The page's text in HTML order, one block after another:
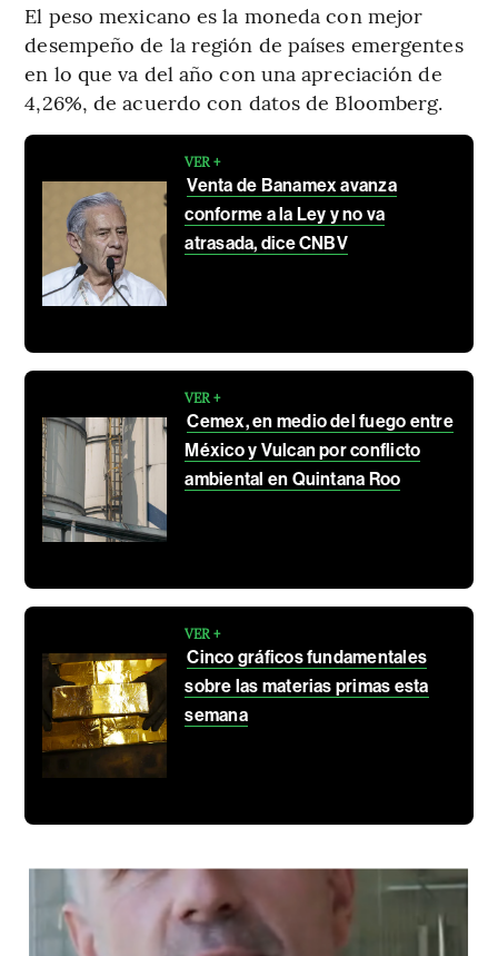
El peso mexicano es la moneda con mejor
desempeño de la región de países emergentes
en lo que va del año con una apreciación de
4,26%, de acuerdo con datos de Bloomberg.
VER +
Venta de Banamex avanza
conforme a la Ley y no va
atrasada, dice CNBV
VER +
Cemex, en medio del fuego entre
México y Vulcan por conflicto
ambiental en Quintana Roo
VER +
Cinco gráficos fundamentales
sobre las materias primas esta
semana